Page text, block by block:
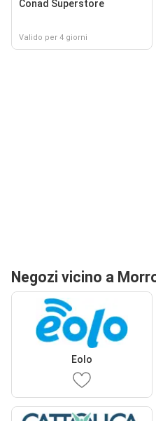
Conad Superstore
Valido per 4 giorni
Negozi vicino a
Eolo